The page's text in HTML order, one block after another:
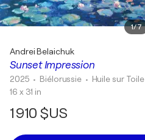
1/7
Sunset Impression
Andrei Belaichuk
2025 • Biélorussie • Huile sur Toile
16 x 31 in
1 910 $US